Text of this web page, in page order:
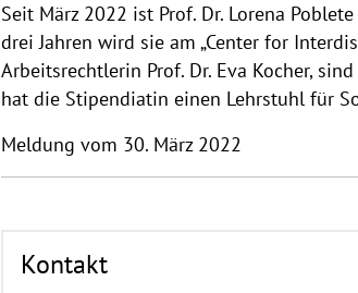
Seit März 2022 ist Prof. Dr. Lorena
drei Jahren wird sie am „Center for
Arbeitsrechtlerin Prof. Dr. Eva Kocher,
hat die Stipendiatin einen Lehrstuhl für
Meldung vom 30. März 2022
Kontakt